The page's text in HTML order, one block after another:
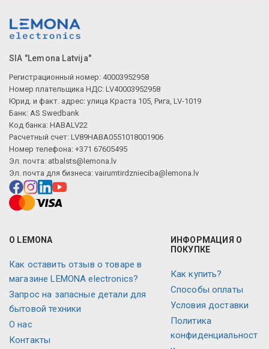
SIA "Lemona Latvija"
Регистрационный номер: 40003952958
Номер плательщика НДС: LV40003952958
Юрид. и факт. адрес: улица Краста 105, Рига, LV-1019
Банк: AS Swedbank
Код банка: HABALV22
Расчетный счет: LV89HABA0551018001906
Номер телефона: +371 67605495
Эл. почта: atbalsts@lemona.lv
Эл. почта для бизнеса: vairumtirdznieciba@lemona.lv
О LEMONA
Как оставить отзыв о товаре в
магазине LEMONA electronics?
Запрос на запасные детали для
бытовой техники
О нас
Контакты
ИНФОРМАЦИЯ О
ПОКУПКЕ
Как купить?
Способы оплаты
Условия доставки
Политика
конфиденциальност